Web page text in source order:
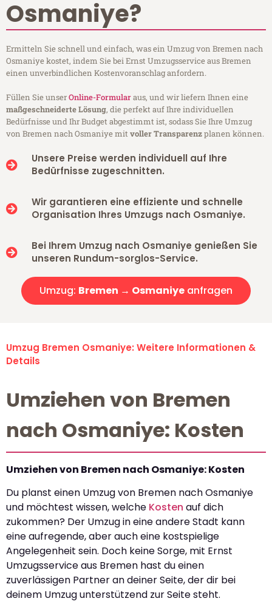
Osmaniye?
Ermitteln Sie schnell und einfach, was ein Umzug von Bremen nach
Osmaniye kostet, indem Sie bei Ernst Umzugsservice aus Bremen
einen unverbindlichen Kostenvoranschlag anfordern.
Füllen Sie unserOnline-Formularaus, und wir liefern Ihnen eine
maßgeschneiderte Lösung, die perfekt auf Ihre individuellen
Bedürfnisse und Ihr Budget abgestimmt ist, sodass Sie Ihre Umzug
von Bremen nach Osmaniye mitvoller Transparenzplanen können.
Unsere Preise werden individuell auf Ihre
Bedürfnisse zugeschnitten.
Wir garantieren eine effiziente und schnelle
Organisation Ihres Umzugs nach Osmaniye.
Bei Ihrem Umzug nach Osmaniye genießen Sie
unseren Rundum-sorglos-Service.
Umzug: Bremen → Osmaniye anfragen
Umzug Bremen Osmaniye: Weitere Informationen &
Details
Umziehen von Bremen
nach Osmaniye: Kosten
Umziehen von Bremen nach Osmaniye: Kosten
Du planst einen Umzug von Bremen nach Osmaniye
und möchtest wissen, welche Kosten auf dich
zukommen? Der Umzug in eine andere Stadt kann
eine aufregende, aber auch eine kostspielige
Angelegenheit sein. Doch keine Sorge, mit Ernst
Umzugsservice aus Bremen hast du einen
zuverlässigen Partner an deiner Seite, der dir bei
deinem Umzug unterstützend zur Seite steht.